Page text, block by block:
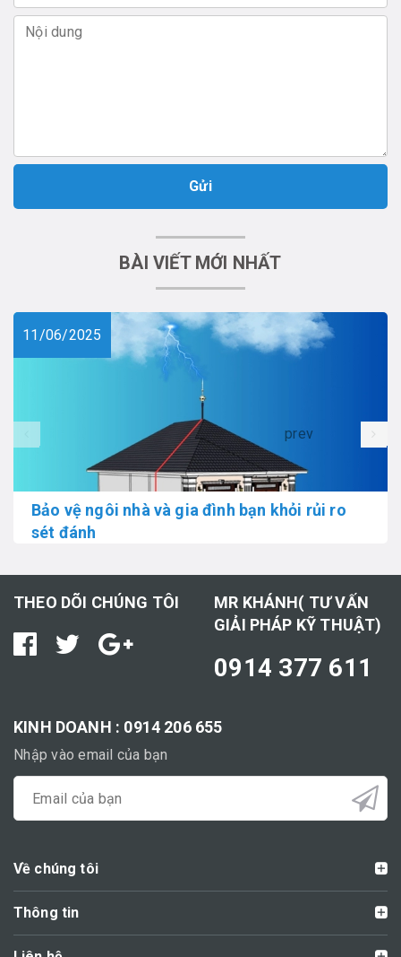
Gửi
BÀI VIẾT MỚI NHẤT
11/06/2025
Bảo vệ ngôi nhà và gia đình bạn khỏi rủi ro
sét đánh
prev
THEO DÕI CHÚNG TÔI
MR KHÁNH( TƯ VẤN
GIẢI PHÁP KỸ THUẬT)
0914 377 611
KINH DOANH : 0914 206 655
Nhập vào email của bạn
Về chúng tôi
Thông tin